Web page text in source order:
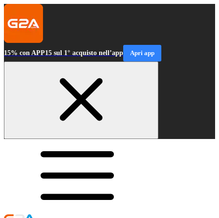
15% con APP15 sul 1° acquisto nell’app Apri app